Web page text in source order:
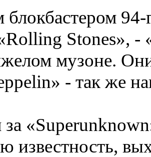
Stones», -
музоне.
- так же
известность,